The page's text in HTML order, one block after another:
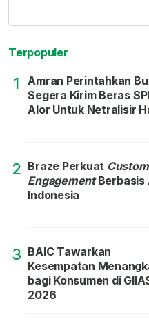
Terpopuler
1
Amran Perintahkan
Segera Kirim Beras
Alor Untuk Netralisir
2 Braze Perkuat
EngagementBerbasis
Indonesia
3 BAIC Tawarkan
Kesempatan
bagi Konsumen di
2026